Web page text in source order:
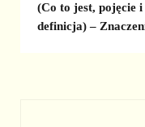
(Co to jest, pojęcie i
definicja) –